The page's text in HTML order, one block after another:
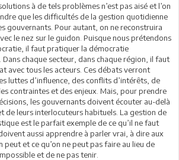
à de tels problèmes n’est pas aisé et l’on
que les difficultés de la gestion quotidienne
gouvernants. Pour autant, on ne reconstruira
le nez sur le guidon. Puisque nous prétendons
il faut pratiquer la démocratie
chaque secteur, dans chaque région, il faut
avec tous les acteurs. Ces débats verront
luttes d’influence, des conflits d’intérêts, de
contraintes et des enjeux. Mais, pour prendre
les gouvernants doivent écouter au-delà
de leurs interlocuteurs habituels. La gestion de
est le parfait exemple de ce qu’il ne faut
aussi apprendre à parler vrai, à dire aux
peut et ce qu’on ne peut pas faire au lieu de
et de ne pas tenir.